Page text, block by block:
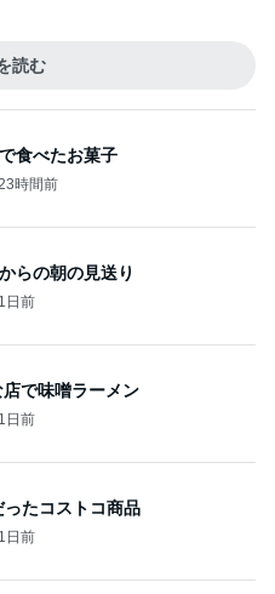
読む
食べたお菓子
時間前
らの朝の見送り
1日前
で味噌ラーメン
1日前
たコストコ商品
1日前